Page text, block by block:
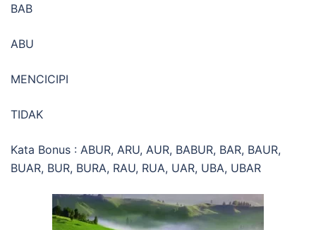
BAB
ABU
MENCICIPI
TIDAK
Kata Bonus : ABUR, ARU, AUR, BABUR, BAR, BAUR,
BUAR, BUR, BURA, RAU, RUA, UAR, UBA, UBAR